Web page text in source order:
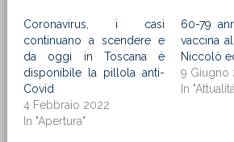
Coronavirus, i casi
continuano a scendere e
da oggi in Toscana è
disponibile la pillola anti-
Covid
4 Febbraio 2022
In "Apertura"
60-79
vaccina
Niccolò
9 Giugno
In